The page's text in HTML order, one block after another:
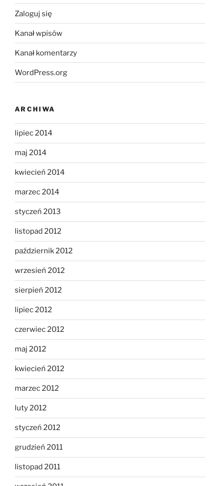
Zaloguj się
Kanał wpisów
Kanał komentarzy
WordPress.org
ARCHIWA
lipiec 2014
maj 2014
kwiecień 2014
marzec 2014
styczeń 2013
listopad 2012
październik 2012
wrzesień 2012
sierpień 2012
lipiec 2012
czerwiec 2012
maj 2012
kwiecień 2012
marzec 2012
luty 2012
styczeń 2012
grudzień 2011
listopad 2011